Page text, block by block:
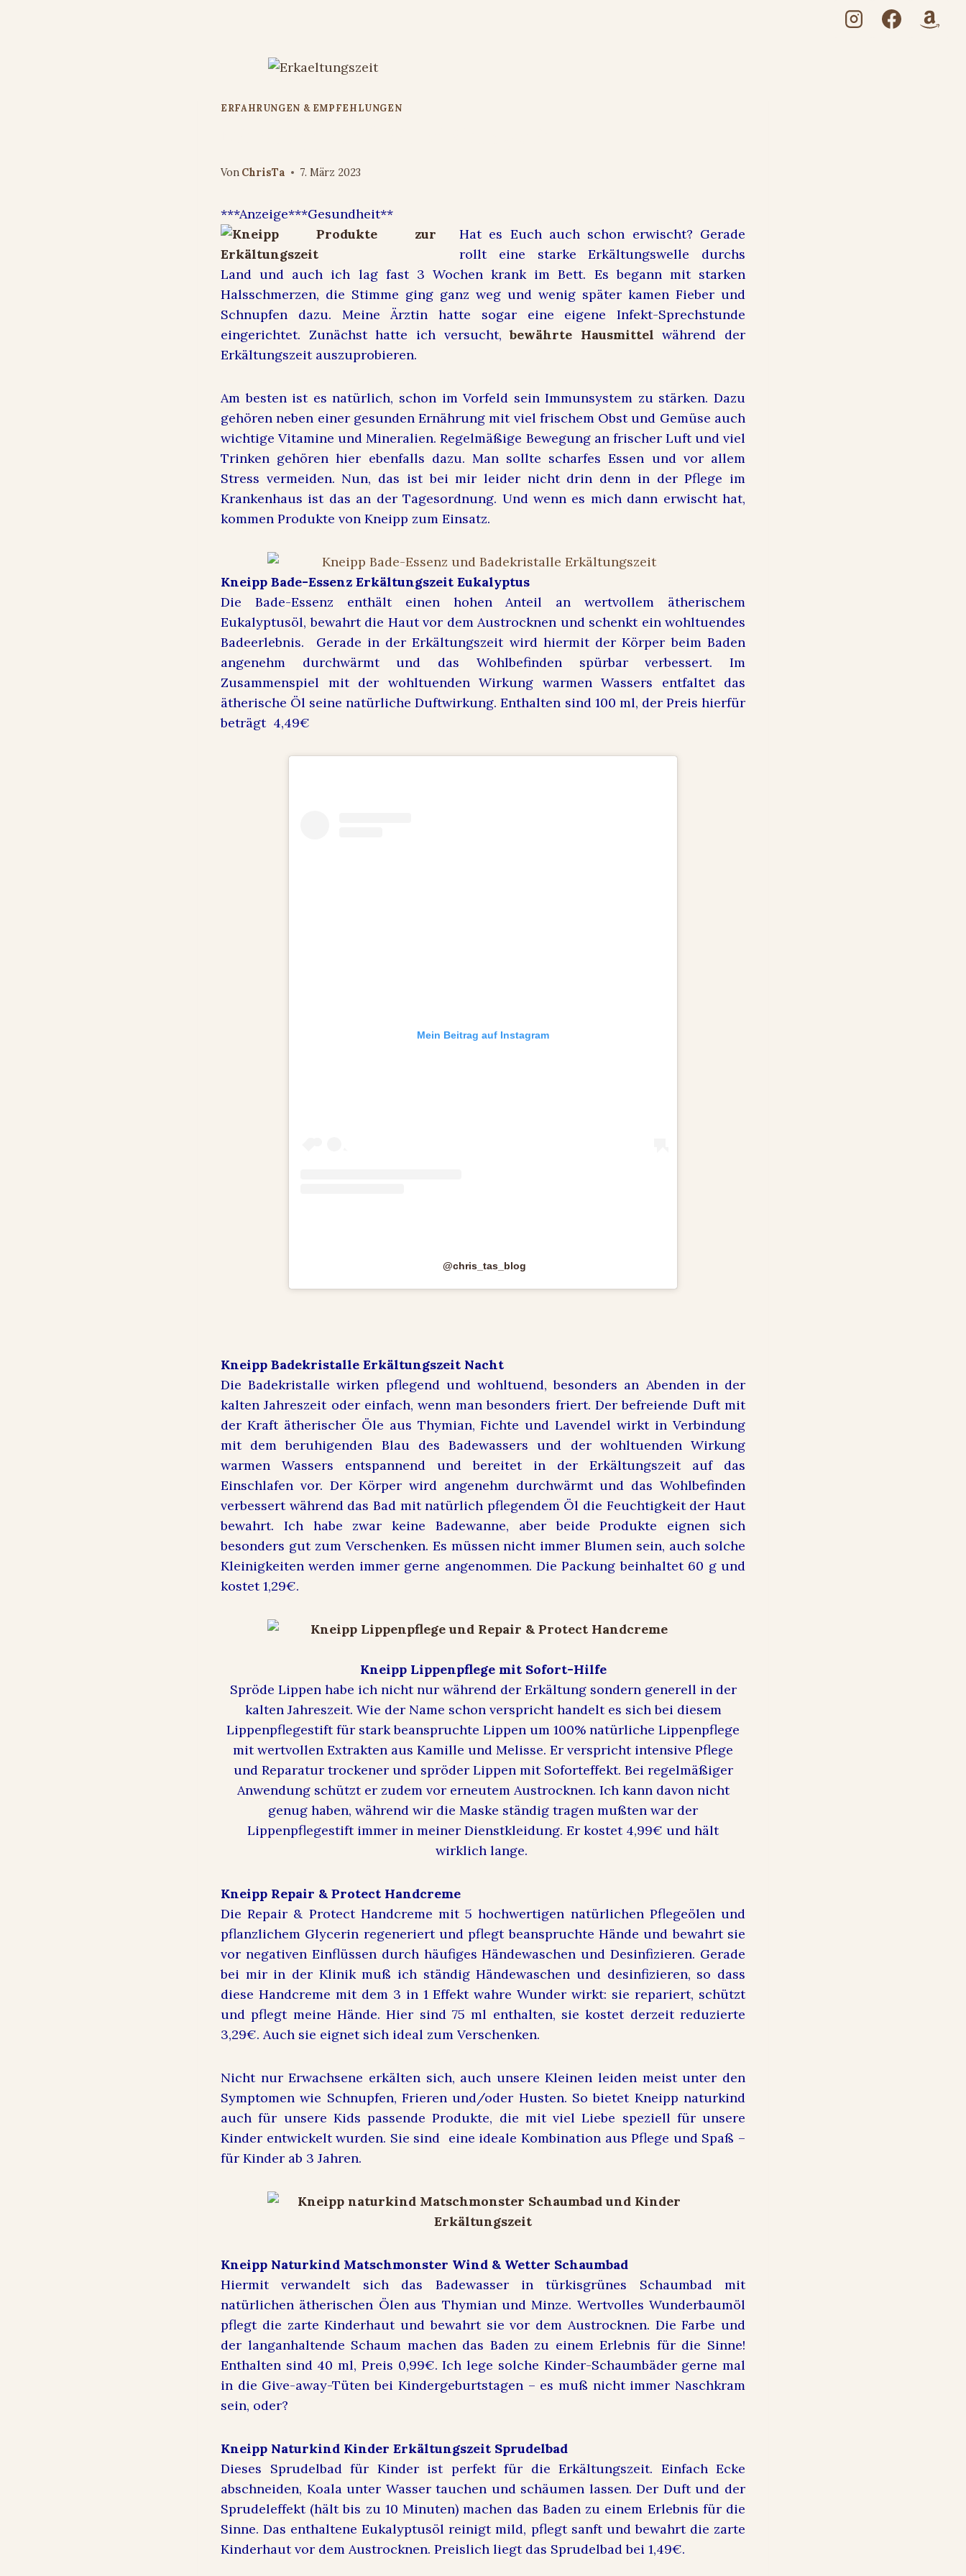
ERFAHRUNGEN & EMPFEHLUNGEN
Von ChrisTa 7. März 2023
***Anzeige***Gesundheit**
Hat es Euch auch schon erwischt? Gerade
rollt eine starke Erkältungswelle durchs
Land und auch ich lag fast 3 Wochen krank im Bett. Es begann mit starken
Halsschmerzen, die Stimme ging ganz weg und wenig später kamen Fieber und
Schnupfen dazu. Meine Ärztin hatte sogar eine eigene Infekt-Sprechstunde
eingerichtet. Zunächst hatte ich versucht,bewährte Hausmittel während der
Erkältungszeit auszuprobieren.
Am besten ist es natürlich, schon im Vorfeld sein Immunsystem zu stärken. Dazu
gehören neben einer gesunden Ernährung mit viel frischem Obst und Gemüse auch
wichtige Vitamine und Mineralien. Regelmäßige Bewegung an frischer Luft und viel
Trinken gehören hier ebenfalls dazu. Man sollte scharfes Essen und vor allem
Stress vermeiden. Nun, das ist bei mir leider nicht drin denn in der Pflege im
Krankenhaus ist das an der Tagesordnung. Und wenn es mich dann erwischt hat,
kommen Produkte von Kneipp zum Einsatz.
Kneipp Bade-Essenz Erkältungszeit Eukalyptus
Die Bade-Essenz enthält einen hohen Anteil an wertvollem ätherischem
Eukalyptusöl, bewahrt die Haut vor dem Austrocknen und schenkt ein wohltuendes
Badeerlebnis. Gerade in der Erkältungszeit wird hiermit der Körper beim Baden
angenehm durchwärmt und das Wohlbefinden spürbar verbessert. Im
Zusammenspiel mit der wohltuenden Wirkung warmen Wassers entfaltet das
ätherische Öl seine natürliche Duftwirkung. Enthalten sind 100 ml, der Preis hierfür
beträgt 4,49€
Mein Beitrag auf Instagram
@chris_tas_blog
Kneipp Badekristalle Erkältungszeit Nacht
Die Badekristalle wirken pflegend und wohltuend, besonders an Abenden in der
kalten Jahreszeit oder einfach, wenn man besonders friert. Der befreiende Duft mit
der Kraft ätherischer Öle aus Thymian, Fichte und Lavendel wirkt in Verbindung
mit dem beruhigenden Blau des Badewassers und der wohltuenden Wirkung
warmen Wassers entspannend und bereitet in der Erkältungszeit auf das
Einschlafen vor. Der Körper wird angenehm durchwärmt und das Wohlbefinden
verbessert während das Bad mit natürlich pflegendem Öl die Feuchtigkeit der Haut
bewahrt. Ich habe zwar keine Badewanne, aber beide Produkte eignen sich
besonders gut zum Verschenken. Es müssen nicht immer Blumen sein, auch solche
Kleinigkeiten werden immer gerne angenommen. Die Packung beinhaltet 60 g und
kostet 1,29€.
Kneipp Lippenpflege mit Sofort-Hilfe
Spröde Lippen habe ich nicht nur während der Erkältung sondern generell in der
kalten Jahreszeit. Wie der Name schon verspricht handelt es sich bei diesem
Lippenpflegestift für stark beanspruchte Lippen um 100% natürliche Lippenpflege
mit wertvollen Extrakten aus Kamille und Melisse. Er verspricht intensive Pflege
und Reparatur trockener und spröder Lippen mit Soforteffekt. Bei regelmäßiger
Anwendung schützt er zudem vor erneutem Austrocknen. Ich kann davon nicht
genug haben, während wir die Maske ständig tragen mußten war der
Lippenpflegestift immer in meiner Dienstkleidung. Er kostet 4,99€ und hält
wirklich lange.
Kneipp Repair & Protect Handcreme
Die Repair & Protect Handcreme mit 5 hochwertigen natürlichen Pflegeölen und
pflanzlichem Glycerin regeneriert und pflegt beanspruchte Hände und bewahrt sie
vor negativen Einflüssen durch häufiges Händewaschen und Desinfizieren. Gerade
bei mir in der Klinik muß ich ständig Händewaschen und desinfizieren, so dass
diese Handcreme mit dem 3 in 1 Effekt wahre Wunder wirkt: sie repariert, schützt
und pflegt meine Hände. Hier sind 75 ml enthalten, sie kostet derzeit reduzierte
3,29€. Auch sie eignet sich ideal zum Verschenken.
Nicht nur Erwachsene erkälten sich, auch unsere Kleinen leiden meist unter den
Symptomen wie Schnupfen, Frieren und/oder Husten. So bietet Kneipp naturkind
auch für unsere Kids passende Produkte, die mit viel Liebe speziell für unsere
Kinder entwickelt wurden. Sie sind eine ideale Kombination aus Pflege und Spaß –
für Kinder ab 3 Jahren.
Kneipp Naturkind Matschmonster Wind & Wetter Schaumbad
Hiermit verwandelt sich das Badewasser in türkisgrünes Schaumbad mit
natürlichen ätherischen Ölen aus Thymian und Minze. Wertvolles Wunderbaumöl
pflegt die zarte Kinderhaut und bewahrt sie vor dem Austrocknen. Die Farbe und
der langanhaltende Schaum machen das Baden zu einem Erlebnis für die Sinne!
Enthalten sind 40 ml, Preis 0,99€. Ich lege solche Kinder-Schaumbäder gerne mal
in die Give-away-Tüten bei Kindergeburtstagen – es muß nicht immer Naschkram
sein, oder?
Kneipp Naturkind Kinder Erkältungszeit Sprudelbad
Dieses Sprudelbad für Kinder ist perfekt für die Erkältungszeit. Einfach Ecke
abschneiden, Koala unter Wasser tauchen und schäumen lassen. Der Duft und der
Sprudeleffekt (hält bis zu 10 Minuten) machen das Baden zu einem Erlebnis für die
Sinne. Das enthaltene Eukalyptusöl reinigt mild, pflegt sanft und bewahrt die zarte
Kinderhaut vor dem Austrocknen. Preislich liegt das Sprudelbad bei 1,49€.